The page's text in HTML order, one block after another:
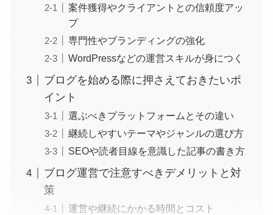
案件獲得やクライアントとの信頼度アッ
プ
専門性やブランディングの強化
WordPressなどの運営スキルが身につく
ブログを始める際に押さえておきたいポ
イント
選ぶべきプラットフォームとその違い
継続しやすいテーマやジャンルの選び方
SEOや読者目線を意識した記事の書き方
ブログ運営で注意すべきデメリットと対
策
運営や継続にかかる時間とコスト